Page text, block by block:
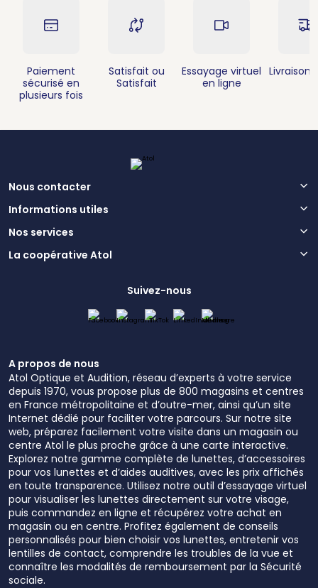
Paiement
sécurisé en
plusieurs fois
Satisfait ou
Satisfait
Essayage virtuel
en ligne
Livraison
Nous contacter
Informations utiles
Nos services
La coopérative Atol
Suivez-nous
A propos de nous
Atol Optique et Audition, réseau d’experts à votre service
depuis 1970, vous propose plus de 800 magasins et centres
en France métropolitaine et d’outre-mer, ainsi qu’un site
Internet dédié pour faciliter votre parcours. Sur notre site
web, préparez facilement votre visite dans un magasin ou
centre Atol le plus proche grâce à une carte interactive.
Explorez notre gamme complète de lunettes, d’accessoires
pour vos lunettes et d’aides auditives, avec les prix affichés
en toute transparence. Utilisez notre outil d’essayage virtuel
pour visualiser les lunettes directement sur votre visage,
puis commandez en ligne et récupérez votre achat en
magasin ou en centre. Profitez également de conseils
personnalisés pour bien choisir vos lunettes, entretenir vos
lentilles de contact, comprendre les troubles de la vue et
connaître les modalités de remboursement par la Sécurité
sociale.